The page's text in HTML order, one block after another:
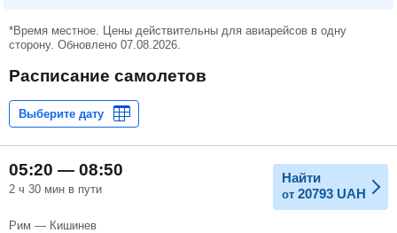
*Время местное. Цены действительны для авиарейсов в одну
сторону. Обновлено 07.08.2026.
Расписание самолетов
05:20 — 08:50
2 ч 30 мин в пути
Найти
от 20793 UAH
Рим — Кишинев